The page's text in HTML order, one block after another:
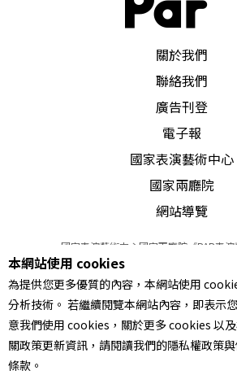
居然整晚沒關。第二天中午突然
一直測試，觀眾進場了，還在討論
器。確定不行後，只好跟舞監說
後一刻就是想哭。聽說那四位綢
演出前有兩位被告知，要休息，
應該是我做劇場這麼久，最愧疚
五年，我又做了很多自動控制的
設想備援方案。」
談起失敗經驗，楊金源說：「我
高，所有事情都是第一次。儘管
了，可是，每個機關一出來，都是
關於我們
聯絡我們
廣告刊登
電子報
國家表演藝術中心
國家兩廳院
網站導覽
國家表演藝術中心國家兩廳院《PAR表
© 2022Performing arts redefined. All
統一編號 Tax Id number
本站所提供相關演出資訊，如有異動應以主
服務條款｜隱私權聲明｜著
本網站使用 cookies
為提供您更多優質的內容，本網站使用
分析技術。 若繼續閱覽本網站內容，即表示
意我們使用 cookies，關於更多 cookies 以
關政策更新資訊，請閱讀我們的隱私權政策
條款。